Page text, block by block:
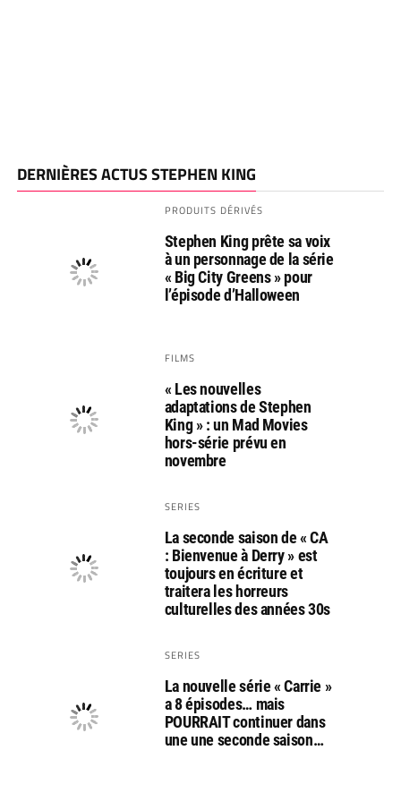
DERNIÈRES ACTUS STEPHEN KING
PRODUITS DÉRIVÉS
Stephen King prête sa voix
à un personnage de la série
« Big City Greens » pour
l’épisode d’Halloween
FILMS
« Les nouvelles
adaptations de Stephen
King » : un Mad Movies
hors-série prévu en
novembre
SERIES
La seconde saison de « CA
: Bienvenue à Derry » est
toujours en écriture et
traitera les horreurs
culturelles des années 30s
SERIES
La nouvelle série « Carrie »
a 8 épisodes… mais
POURRAIT continuer dans
une une seconde saison…